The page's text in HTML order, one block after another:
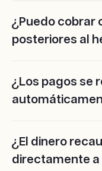
Stripe a varias
caso de una cadena
¿Puedo cobrar
posteriores al
cliente (SCA), los
por daños como un
¿Los pagos se
el folio de reserva y
facturas que son
¿El dinero
directamente